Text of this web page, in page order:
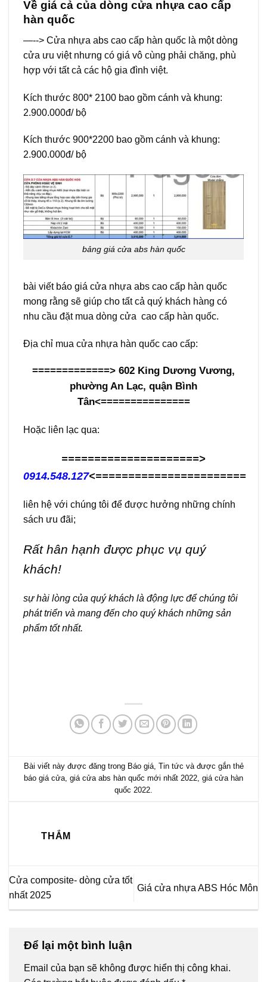
Về giá cả của dòng cửa nhựa cao cấp
hàn quốc
—--> Cửa nhựa abs cao cấp hàn quốc là một dòng
cửa ưu việt nhưng có giá vô cùng phải chăng, phù
hợp với tất cả các hộ gia đình việt.
Kích thước 800* 2100 bao gồm cánh và khung:
2.900.000đ/ bộ
Kích thước 900*2200 bao gồm cánh và khung:
2.900.000đ/ bộ
bảng giá cửa abs hàn quốc
bài viết báo giá cửa nhựa abs cao cấp hàn quốc
mong rằng sẽ giúp cho tất cả quý khách hàng có
nhu cầu đặt mua dòng cửa cao cấp hàn quốc.
Địa chỉ mua cửa nhựa hàn quốc cao cấp:
=============> 602 King Dương Vương,
phường An Lạc, quận Bình
Tân<===============
Hoặc liên lạc qua:
=====================>
0914.548.127<=======================
liên hệ với chúng tôi để được hưởng những chính
sách ưu đãi;
Rất hân hạnh được phục vụ quý
khách!
sự hài lòng của quý khách là động lực để chúng tôi
phát triển và mang đến cho quý khách những sản
phẩm tốt nhất.
Bài viết này được đăng trong Báo giá, Tin tức và được gắn thẻ
báo giá cửa, giá cửa abs hàn quốc mới nhất 2022, giá cửa hàn
quốc 2022.
THẮM
Cửa composite- dòng cửa tốt
nhất 2025
Giá cửa nhựa ABS Hóc Môn
Để lại một bình luận
Email của bạn sẽ không được hiển thị công khai.